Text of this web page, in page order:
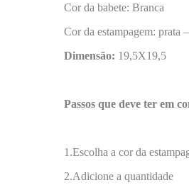
Cor da babete: Branca
Cor da estampagem: prata
Dimensão: 19,5X19,5
Passos que deve ter em
1.Escolha a cor da
2.Adicione a quantidade